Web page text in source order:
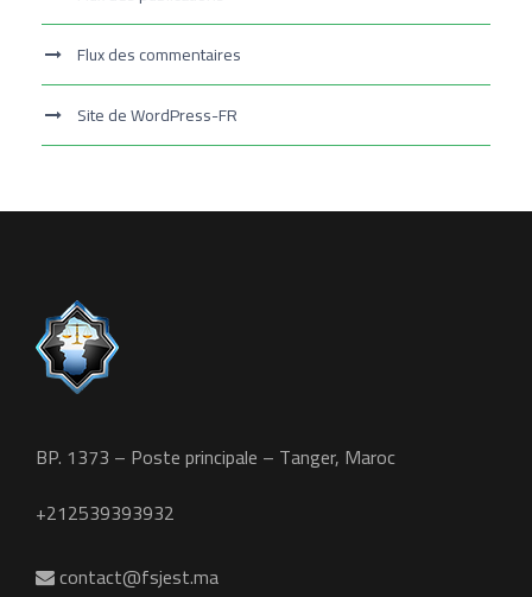
Flux des commentaires
Site de WordPress-FR
BP. 1373 – Poste principale – Tanger, Maroc
+212539393932
contact@fsjest.ma